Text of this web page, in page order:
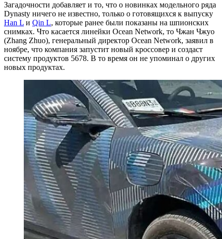
Загадочности добавляет и то, что о новинках модельного ряда
Dynasty ничего не известно, только о готовящихся к выпуску
Han L и Qin L, которые ранее были показаны на шпионских
снимках. Что касается линейки Ocean Network, то Чжан Чжуо
(Zhang Zhuo), генеральный директор Ocean Network, заявил в
ноябре, что компания запустит новый кроссовер и создаст
систему продуктов 5678. В то время он не упоминал о других
новых продуктах.